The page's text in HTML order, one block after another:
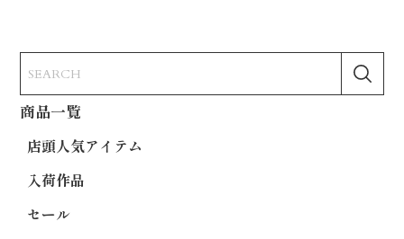
商品一覧
店頭人気アイテム
入荷作品
セール